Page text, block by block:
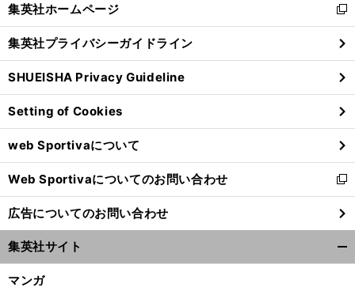
閉
る
集英社ホームページ
新
し
い
ウ
ィ
ン
ド
ウ
で
開
く
集英社プライバシーガイドライン
SHUEISHA Privacy Guideline
Setting of Cookies
web Sportivaについて
Web Sportivaについてのお問い合わせ
新
し
い
ウ
ィ
ン
広告についてのお問い合わせ
集英社サイト
マンガ